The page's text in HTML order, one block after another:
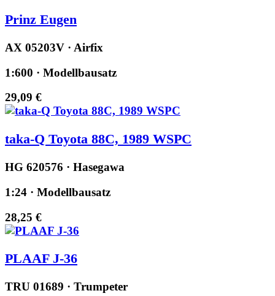
Prinz Eugen
AX 05203V · Airfix
1:600 · Modellbausatz
29,09 €
taka-Q Toyota 88C, 1989 WSPC
HG 620576 · Hasegawa
1:24 · Modellbausatz
28,25 €
PLAAF J-36
TRU 01689 · Trumpeter